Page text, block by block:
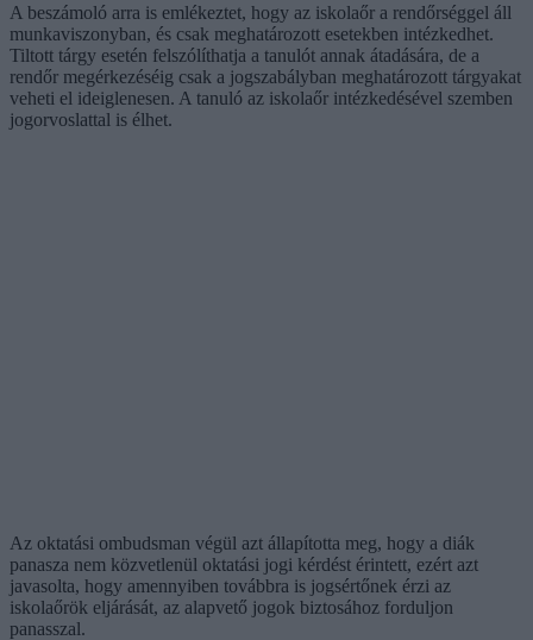
A beszámoló arra is emlékeztet, hogy az iskolaőr a rendőrséggel áll
munkaviszonyban, és csak meghatározott esetekben intézkedhet.
Tiltott tárgy esetén felszólíthatja a tanulót annak átadására, de a
rendőr megérkezéséig csak a jogszabályban meghatározott tárgyakat
veheti el ideiglenesen. A tanuló az iskolaőr intézkedésével szemben
jogorvoslattal is élhet.
Az oktatási ombudsman végül azt állapította meg, hogy a diák
panasza nem közvetlenül oktatási jogi kérdést érintett, ezért azt
javasolta, hogy amennyiben továbbra is jogsértőnek érzi az
iskolaőrök eljárását, az alapvető jogok biztosához forduljon
panasszal.